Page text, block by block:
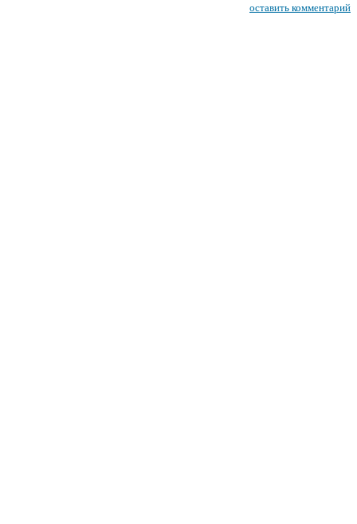
оставить комментарий